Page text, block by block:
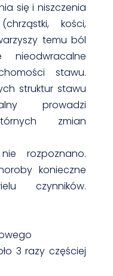
się i niszczenia
kości,
temu ból
stawu.
struktur stawu
prowadzi
zmian
rozpoznano.
konieczne
czynników.
3 razy częściej